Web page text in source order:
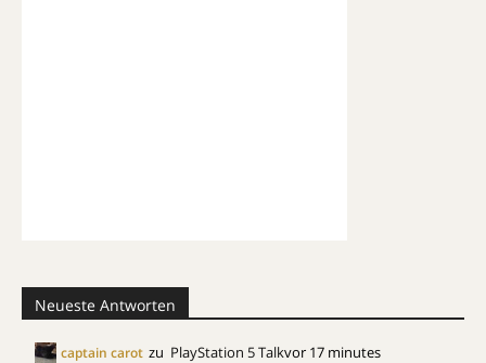
Neueste Antworten
captain carot zu PlayStation 5 Talkvor 17 minutes